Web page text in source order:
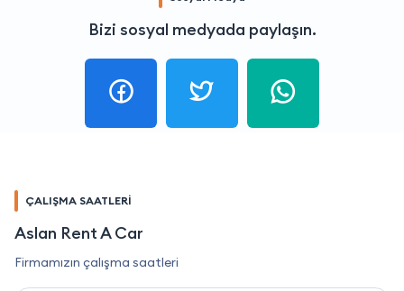
Bizi sosyal medyada paylaşın.
ÇALIŞMA SAATLERİ
Aslan Rent A Car
Firmamızın çalışma saatleri